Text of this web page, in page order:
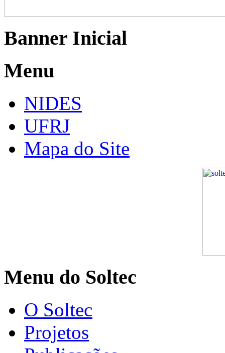
Banner Inicial
Menu
NIDES
UFRJ
Mapa do Site
Menu do Soltec
O Soltec
Projetos